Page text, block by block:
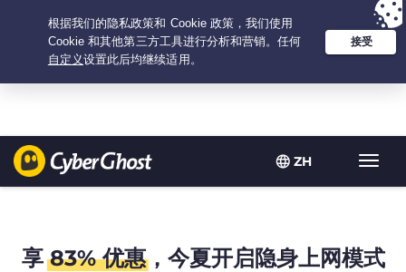
ZH
Your choice:The Best Dealfor 2.1666666666667-years at $2.19
/month
享83% 优惠，今夏开启隐身上网模式